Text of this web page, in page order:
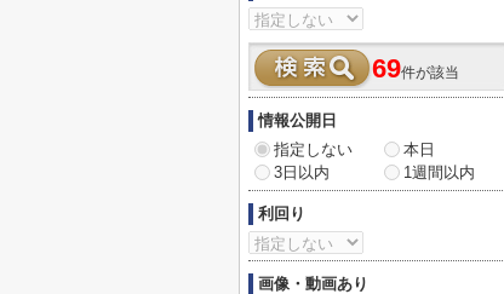
69件が該当
情報公開日
指定しない
本日
3日以内
1週間以内
利回り
画像・動画あり